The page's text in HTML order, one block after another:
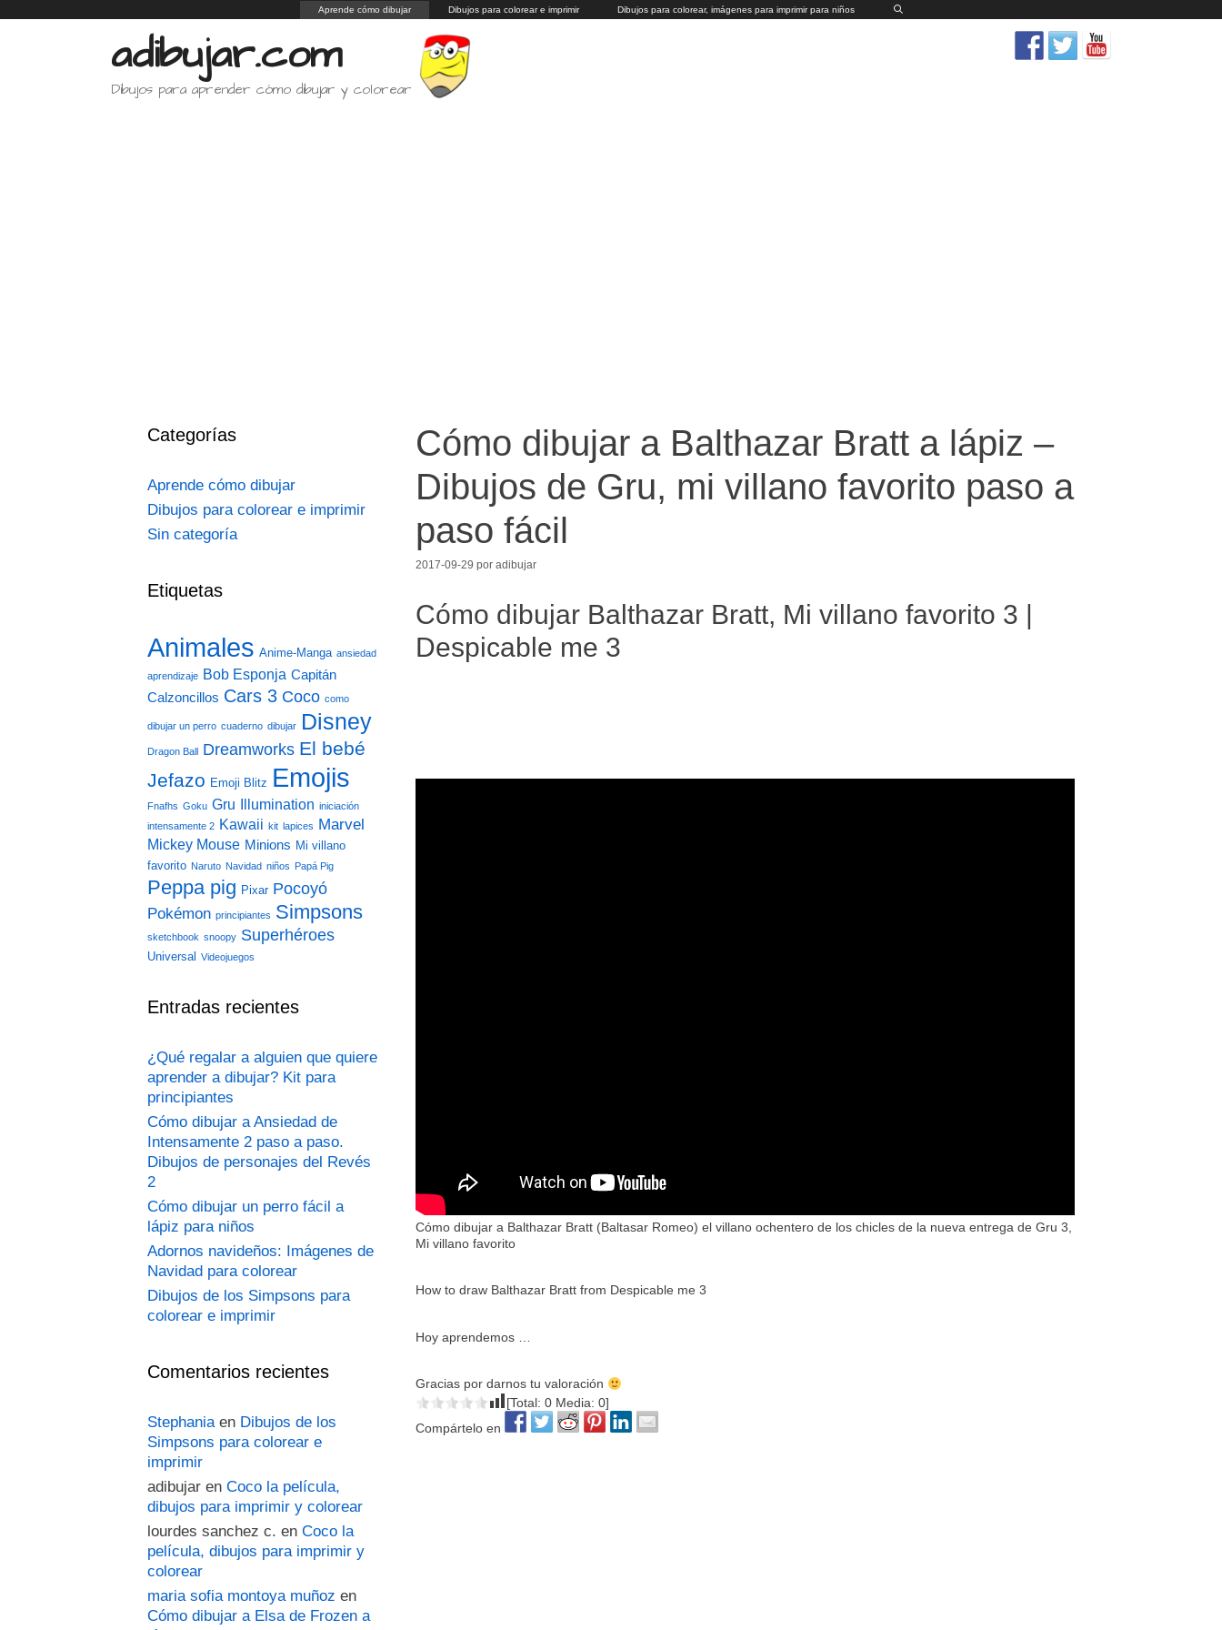
al
Aprende cómo dibujar Dibujos para colorear e imprimir Dibujos para colorear, imágenes para imprimir para niños
adibujar.com
Dibujos para aprender cómo dibujar y colorear
Cómo dibujar a Balthazar Bratt a lápiz –
Dibujos de Gru, mi villano favorito paso a
paso fácil
2017-09-29 por adibujar
Cómo dibujar Balthazar Bratt, Mi villano favorito 3 |
Despicable me 3
Cómo dibujar a Balthazar Bratt (Baltasar Romeo) el villano ochentero de los chicles de la nueva entrega de Gru 3,
Mi villano favorito
How to draw Balthazar Bratt from Despicable me 3
Hoy aprendemos …
Gracias por darnos tu valoración
[Total: 0 Media: 0]
Compártelo en
Categorías
Aprende cómo dibujar
Dibujos para colorear e imprimir
Sin categoría
Etiquetas
Animales Anime-Manga ansiedad
aprendizaje Bob Esponja Capitán
Calzoncillos Cars 3 Coco como
dibujar un perro cuaderno dibujar Disney
Dragon Ball Dreamworks El bebé
Jefazo Emoji Blitz Emojis
Fnafhs Goku Gru Illumination iniciación
intensamente 2 Kawaii kit lapices Marvel
Mickey Mouse Minions Mi villano
favorito Naruto Navidad niños Papá Pig
Peppa pig Pixar Pocoyó
Pokémon principiantes Simpsons
sketchbook snoopy Superhéroes
Universal Videojuegos
Entradas recientes
¿Qué regalar a alguien que quiere
aprender a dibujar? Kit para
principiantes
Cómo dibujar a Ansiedad de
Intensamente 2 paso a paso.
Dibujos de personajes del Revés
2
Cómo dibujar un perro fácil a
lápiz para niños
Adornos navideños: Imágenes de
Navidad para colorear
Dibujos de los Simpsons para
colorear e imprimir
Comentarios recientes
Stephaniaen Dibujos de los
Simpsons para colorear e
imprimir
adibujar en Coco la película,
dibujos para imprimir y colorear
lourdes sanchez c. en Coco la
película, dibujos para imprimir y
colorear
maria sofia montoya muñoz en
Cómo dibujar a Elsa de Frozen a